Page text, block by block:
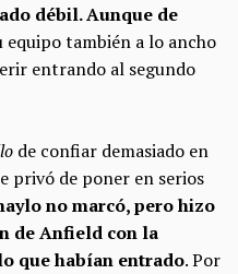
débil. Aunque de
equipo también a lo ancho
entrando al segundo
de confiar demasiado en
privó de poner en serios
no marcó, pero hizo
de Anfield con la
que habían entrado. Por